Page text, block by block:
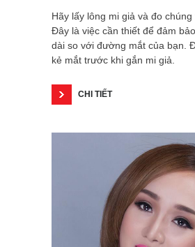
Hãy lấy lông mi giả và đo
Đây là việc cần thiết để đảm
dài so với đường mắt của bạn.
kẻ mắt trước khi gắn mi giả.
CHI TIẾT